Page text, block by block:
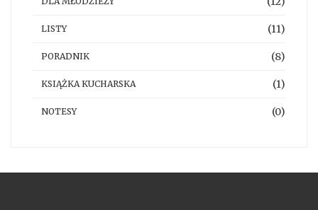
LISTY (11)
PORADNIK (8)
KSIĄŻKA KUCHARSKA (1)
NOTESY (0)